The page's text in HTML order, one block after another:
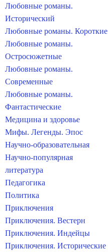
Любовные романы.
Исторический
Любовные романы. Короткие
Любовные романы.
Остросюжетные
Любовные романы.
Современные
Любовные романы.
Фантастические
Медицина и здоровье
Мифы. Легенды. Эпос
Научно-образовательная
Научно-популярная
литература
Педагогика
Политика
Приключения
Приключения. Вестерн
Приключения. Индейцы
Приключения. Исторические